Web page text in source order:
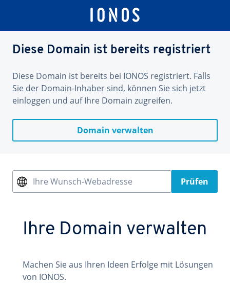
Diese Domain ist bereits registriert
Diese Domain ist bereits bei IONOS registriert. Falls
Sie der Domain-Inhaber sind, können Sie sich jetzt
einloggen und auf Ihre Domain zugreifen.
Domain verwalten
Ihre Wunsch-Webadresse Prüfen
Ihre Domain verwalten
Machen Sie aus Ihren Ideen Erfolge mit Lösungen
von IONOS.